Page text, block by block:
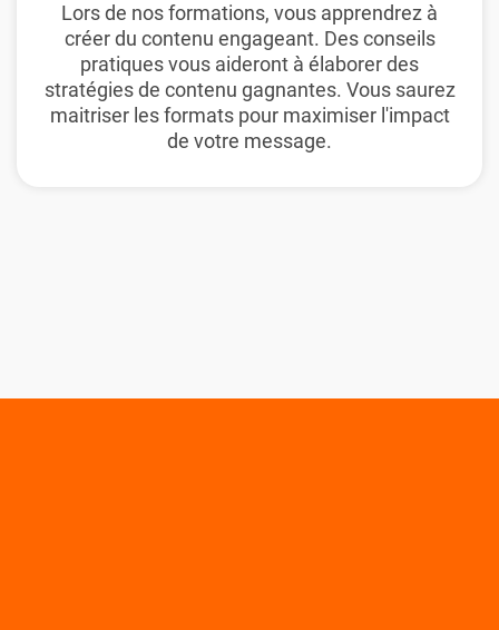
Lors de nos formations, vous apprendrez à
créer du contenu engageant. Des conseils
pratiques vous aideront à élaborer des
stratégies de contenu gagnantes. Vous saurez
maitriser les formats pour maximiser l'impact
de votre message.